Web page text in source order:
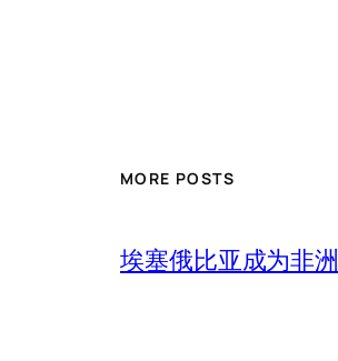
MORE POSTS
埃塞俄比亚成为非